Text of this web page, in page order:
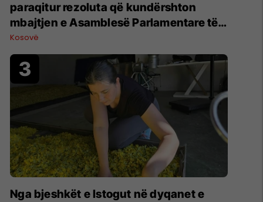
paraqitur rezoluta që kundërshton
mbajtjen e Asamblesë Parlamentare të
OSBE-së në Beograd
Kosovë
Nga bjeshkët e Istogut në dyqanet e